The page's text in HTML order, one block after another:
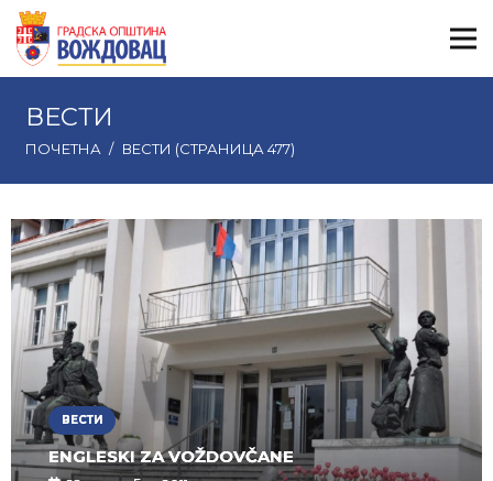
ВЕСТИ
ПОЧЕТНА / ВЕСТИ (СТРАНИЦА 477)
ВЕСТИ
ENGLESKI ZA VOŽDOVČANE